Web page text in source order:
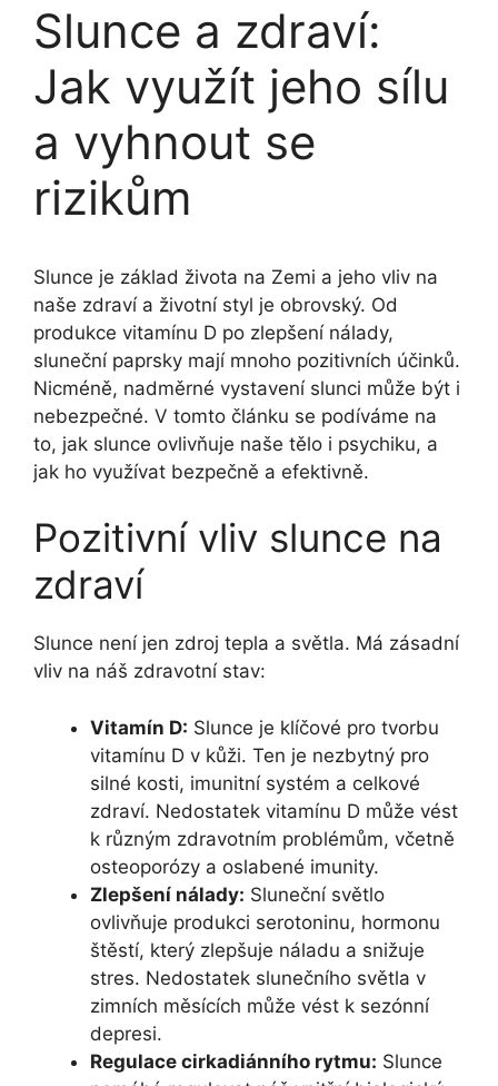
Slunce a zdraví:
Jak využít jeho sílu
a vyhnout se
rizikům
Slunce je základ života na Zemi a jeho vliv na
naše zdraví a životní styl je obrovský. Od
produkce vitamínu D po zlepšení nálady,
sluneční paprsky mají mnoho pozitivních účinků.
Nicméně, nadměrné vystavení slunci může být i
nebezpečné. V tomto článku se podíváme na
to, jak slunce ovlivňuje naše tělo i psychiku, a
jak ho využívat bezpečně a efektivně.
Pozitivní vliv slunce na
zdraví
Slunce není jen zdroj tepla a světla. Má zásadní
vliv na náš zdravotní stav:
Vitamín D: Slunce je klíčové pro tvorbu
vitamínu D v kůži. Ten je nezbytný pro
silné kosti, imunitní systém a celkové
zdraví. Nedostatek vitamínu D může vést
k různým zdravotním problémům, včetně
osteoporózy a oslabené imunity.
Zlepšení nálady: Sluneční světlo
ovlivňuje produkci serotoninu, hormonu
štěstí, který zlepšuje náladu a snižuje
stres. Nedostatek slunečního světla v
zimních měsících může vést k sezónní
depresi.
Regulace cirkadiánního rytmu: Slunce